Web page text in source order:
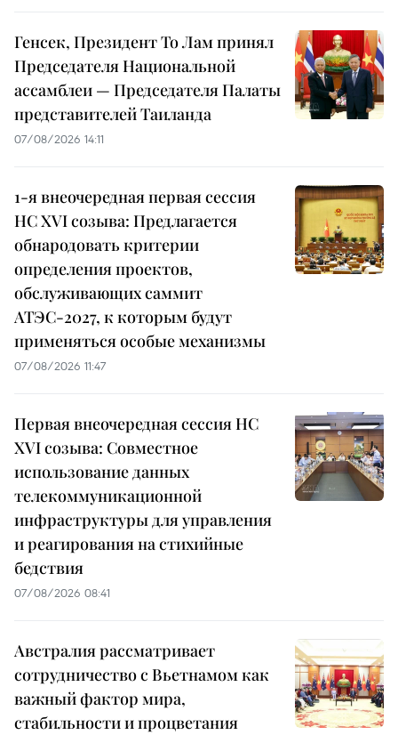
Генсек, Президент То Лам принял
Председателя Национальной
ассамблеи — Председателя Палаты
представителей Таиланда
07/08/2026 14:11
1-я внеочередная первая сессия
НС XVI созыва: Предлагается
обнародовать критерии
определения проектов,
обслуживающих саммит
АТЭС-2027, к которым будут
применяться особые механизмы
07/08/2026 11:47
Первая внеочередная сессия НС
XVI созыва: Совместное
использование данных
телекоммуникационной
инфраструктуры для управления
и реагирования на стихийные
бедствия
07/08/2026 08:41
Австралия рассматривает
сотрудничество с Вьетнамом как
важный фактор мира,
стабильности и процветания